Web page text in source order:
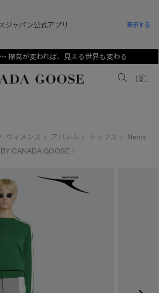
標高が変われば、見える世界も変わる
Canada Goose
0
レクション
ション
レクション
レクションLOOK
ション
レクション
レクションLOOK
歳)
)
Generationsは、アウター
り・再販を通じて、長く愛される製
け継いでいきます。
希少なピースもご覧いただけます。
/ ウィメンズ / アパレル / トップス /
Nexis
CANADA GOOSE ）
ジャパン公式アプリ 表示する